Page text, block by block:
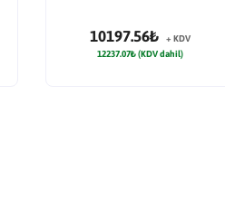
10197.56₺
+ KDV
12237.07₺ (KDV dahil)